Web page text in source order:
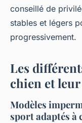
conseillé de
stables et légers
progressivement.
Les
chien et leur
Modèles
sport adaptés à